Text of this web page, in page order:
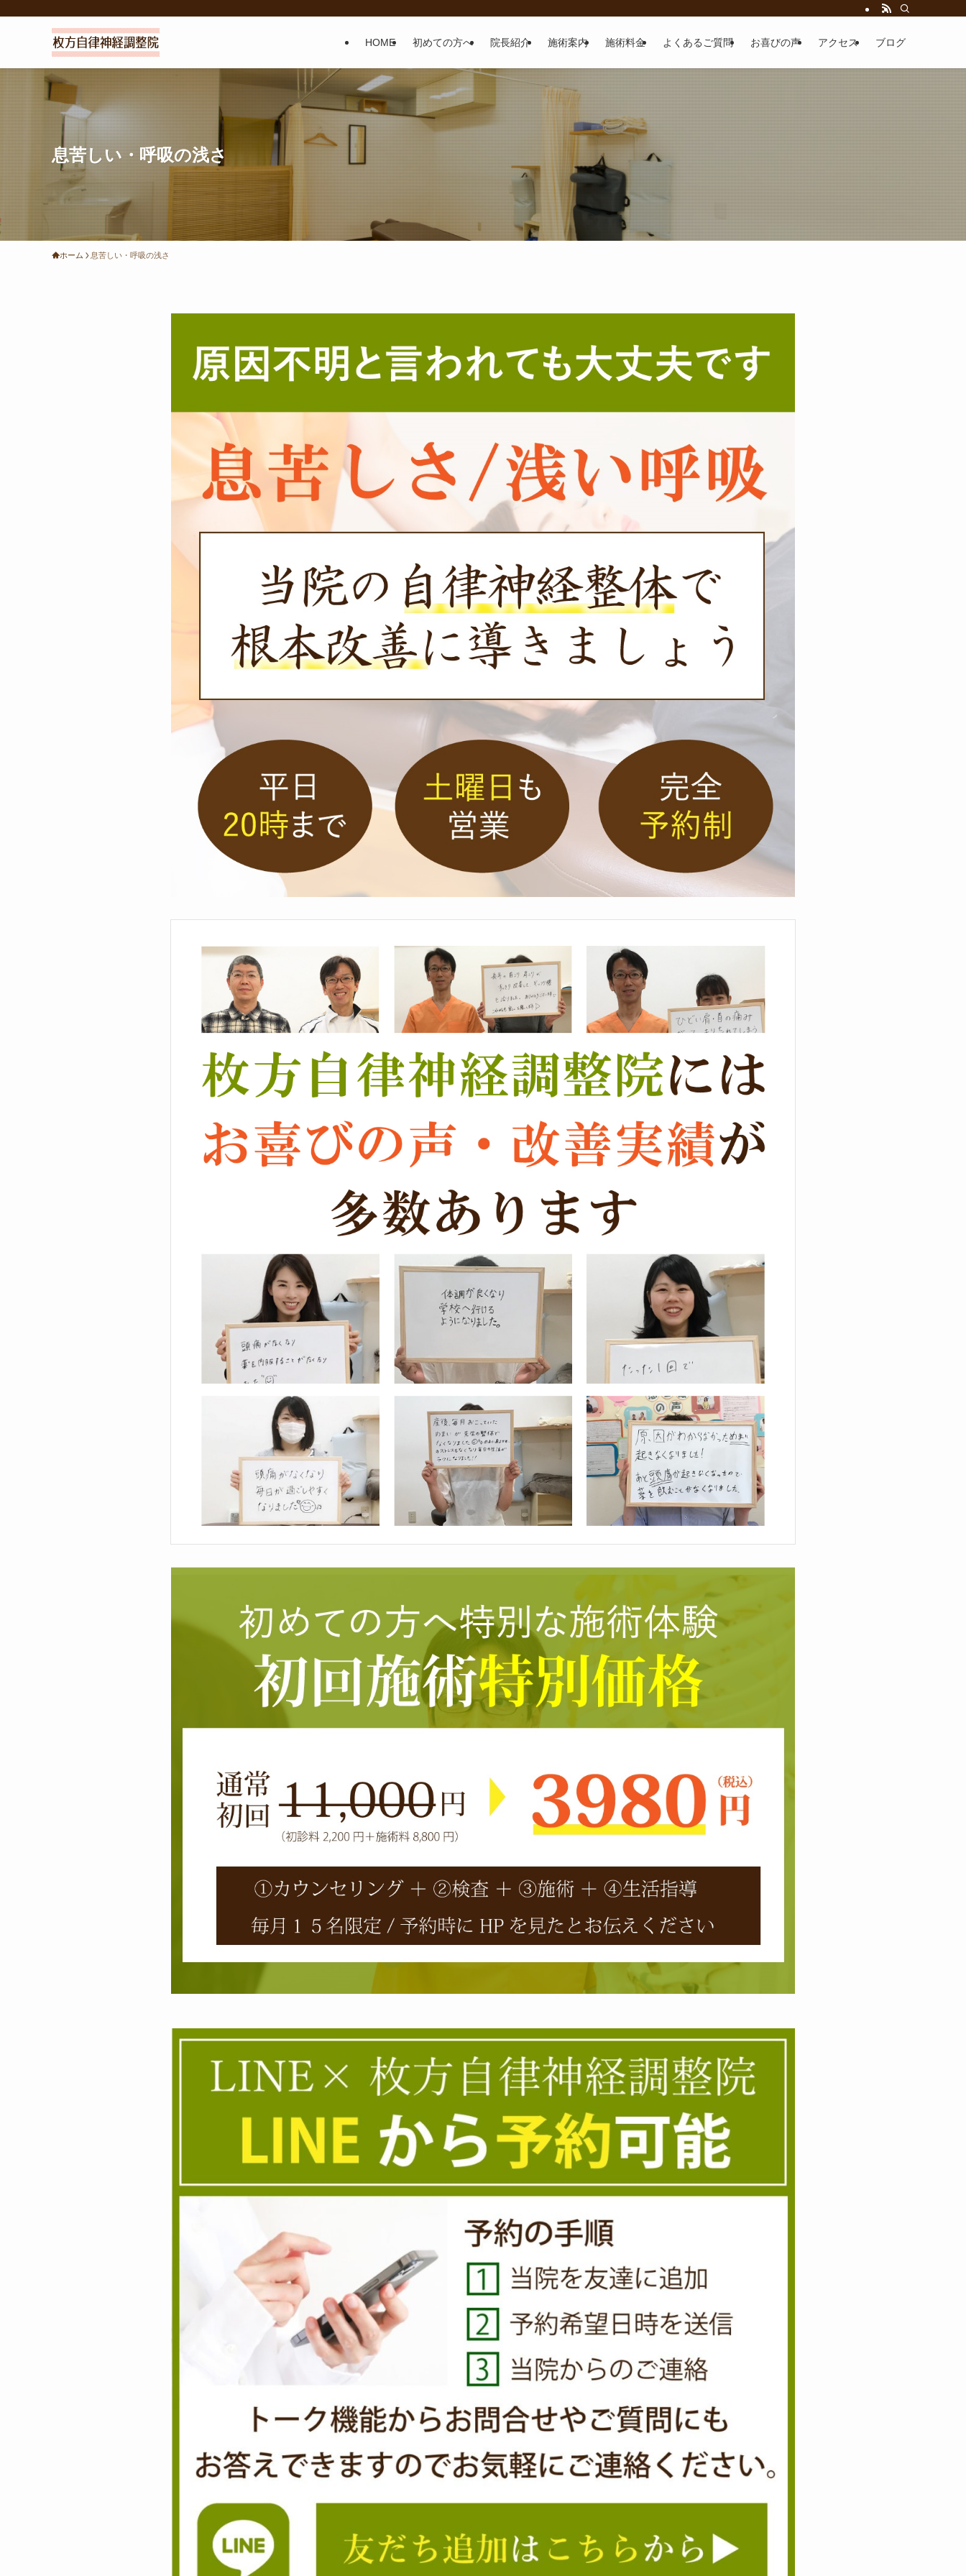
HOME 初めての方へ 院長紹介 施術案内 施術料金 よくあるご質問 お喜びの声 アクセス ブログ
息苦しい・呼吸の浅さ
ホーム 息苦しい・呼吸の浅さ